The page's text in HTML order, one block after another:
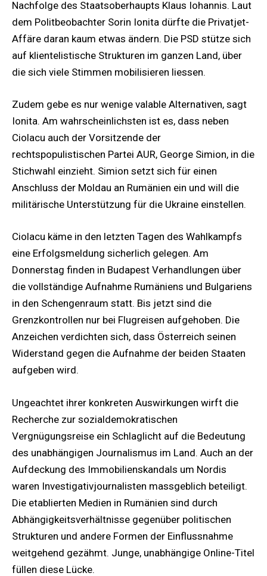
Nachfolge des Staatsoberhaupts Klaus Iohannis. Laut
dem Politbeobachter Sorin Ionita dürfte die Privatjet-
Affäre daran kaum etwas ändern. Die PSD stütze sich
auf klientelistische Strukturen im ganzen Land, über
die sich viele Stimmen mobilisieren liessen.
Zudem gebe es nur wenige valable Alternativen, sagt
Ionita. Am wahrscheinlichsten ist es, dass neben
Ciolacu auch der Vorsitzende der
rechtspopulistischen Partei AUR, George Simion, in die
Stichwahl einzieht. Simion setzt sich für einen
Anschluss der Moldau an Rumänien ein und will die
militärische Unterstützung für die Ukraine einstellen.
Ciolacu käme in den letzten Tagen des Wahlkampfs
eine Erfolgsmeldung sicherlich gelegen. Am
Donnerstag finden in Budapest Verhandlungen über
die vollständige Aufnahme Rumäniens und Bulgariens
in den Schengenraum statt. Bis jetzt sind die
Grenzkontrollen nur bei Flugreisen aufgehoben. Die
Anzeichen verdichten sich, dass Österreich seinen
Widerstand gegen die Aufnahme der beiden Staaten
aufgeben wird.
Ungeachtet ihrer konkreten Auswirkungen wirft die
Recherche zur sozialdemokratischen
Vergnügungsreise ein Schlaglicht auf die Bedeutung
des unabhängigen Journalismus im Land. Auch an der
Aufdeckung des Immobilienskandals um Nordis
waren Investigativjournalisten massgeblich beteiligt.
Die etablierten Medien in Rumänien sind durch
Abhängigkeitsverhältnisse gegenüber politischen
Strukturen und andere Formen der Einflussnahme
weitgehend gezähmt. Junge, unabhängige Online-Titel
füllen diese Lücke.